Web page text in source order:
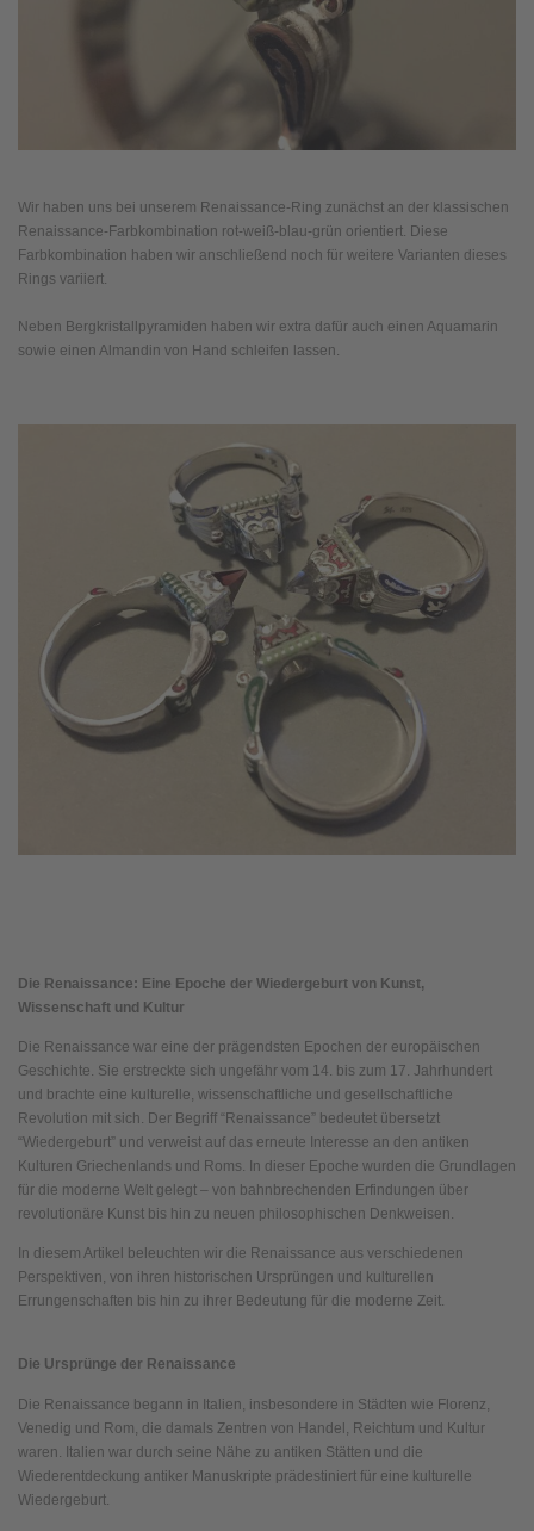
Wir haben uns bei unserem Renaissance-Ring zunächst an der klassischen
Renaissance-Farbkombination rot-weiß-blau-grün orientiert. Diese
Farbkombination haben wir anschließend noch für weitere Varianten dieses
Rings variiert.
Neben Bergkristallpyramiden haben wir extra dafür auch einen Aquamarin
sowie einen Almandin von Hand schleifen lassen.
Die Renaissance: Eine Epoche der Wiedergeburt von Kunst,
Wissenschaft und Kultur
Die Renaissance war eine der prägendsten Epochen der europäischen
Geschichte. Sie erstreckte sich ungefähr vom 14. bis zum 17. Jahrhundert
und brachte eine kulturelle, wissenschaftliche und gesellschaftliche
Revolution mit sich. Der Begriff “Renaissance” bedeutet übersetzt
“Wiedergeburt” und verweist auf das erneute Interesse an den antiken
Kulturen Griechenlands und Roms. In dieser Epoche wurden die Grundlagen
für die moderne Welt gelegt – von bahnbrechenden Erfindungen über
revolutionäre Kunst bis hin zu neuen philosophischen Denkweisen.
In diesem Artikel beleuchten wir die Renaissance aus verschiedenen
Perspektiven, von ihren historischen Ursprüngen und kulturellen
Errungenschaften bis hin zu ihrer Bedeutung für die moderne Zeit.
Die Ursprünge der Renaissance
Die Renaissance begann in Italien, insbesondere in Städten wie Florenz,
Venedig und Rom, die damals Zentren von Handel, Reichtum und Kultur
waren. Italien war durch seine Nähe zu antiken Stätten und die
Wiederentdeckung antiker Manuskripte prädestiniert für eine kulturelle
Wiedergeburt.